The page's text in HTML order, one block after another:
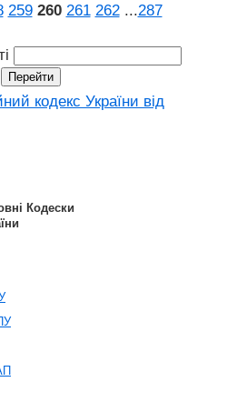
259 260 261 262 ...287
кодекс України від
Кодески